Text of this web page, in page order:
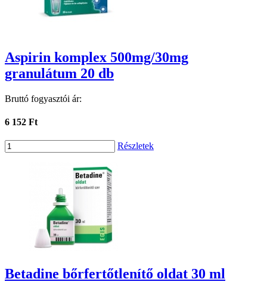
Aspirin komplex 500mg/30mg
granulátum 20 db
Bruttó fogyasztói ár:
6 152 Ft
Részletek
Betadine bőrfertőtlenítő oldat 30 ml